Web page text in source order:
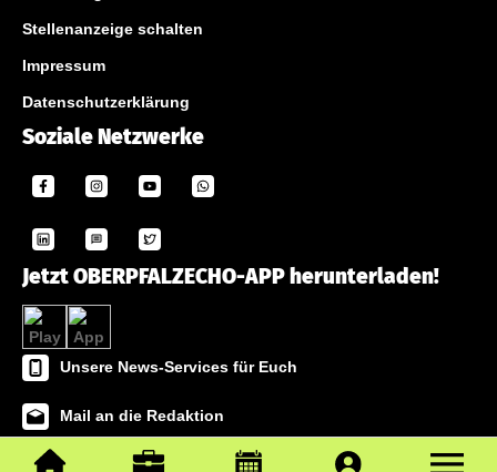
Stellenanzeige schalten
Impressum
Datenschutzerklärung
Soziale Netzwerke
Jetzt OBERPFALZECHO-APP herunterladen!
Unsere News-Services für Euch
Mail an die Redaktion